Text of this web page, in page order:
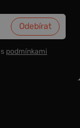
podmínkami